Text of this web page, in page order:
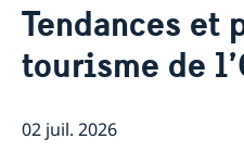
À propos de la
La Suède et l'OCDE
Pays membres de l'OCDE
Calendrier des évènements
Politique de confidentialité
Actualités
Tendances
tourisme de
02 juil. 2026